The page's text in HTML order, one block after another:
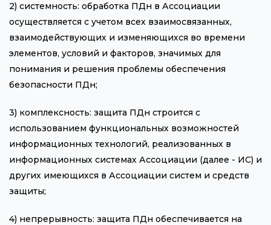
2) системность: обработка ПДн в Ассоциации
осуществляется с учетом всех взаимосвязанных,
взаимодействующих и изменяющихся во времени
элементов, условий и факторов, значимых для
понимания и решения проблемы обеспечения
безопасности ПДн;
3) комплексность: защита ПДн строится с
использованием функциональных возможностей
информационных технологий, реализованных в
информационных системах Ассоциации (далее - ИС) и
других имеющихся в Ассоциации систем и средств
защиты;
4) непрерывность: защита ПДн обеспечивается на